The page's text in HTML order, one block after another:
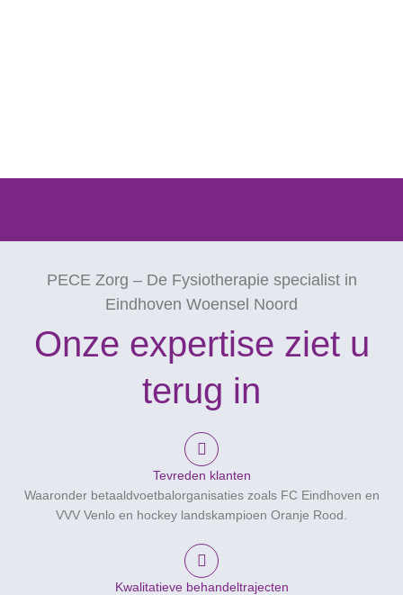
PECE Zorg – De Fysiotherapie specialist in
Eindhoven Woensel Noord
Onze expertise ziet u
terug in
Tevreden klanten
Waaronder betaaldvoetbalorganisaties zoals FC Eindhoven en
VVV Venlo en hockey landskampioen Oranje Rood.
Kwalitatieve behandeltrajecten